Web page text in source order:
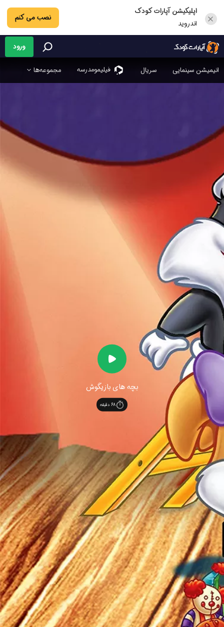
اپلیکیشن آپارات کودک
اندروید
نصب می کنم
انیمیشن سینمایی سریال فیلیمو‌مدرسه مجموعه‌ها
ورود
بچه های بازیگوش
68 دقیقه